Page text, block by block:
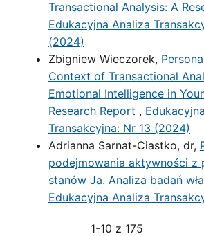
Transactional Analysis: A
Edukacyjna Analiza
(2024)
Zbigniew Wieczorek,
Context of Transactional
Emotional Intelligence in
Research Report ,
Transakcyjna: Nr 13 (2024)
Adrianna Sarnat-Ciastko, dr,
podejmowania aktywności z
stanów Ja. Analiza badań
Edukacyjna Analiza
1-10 z 175